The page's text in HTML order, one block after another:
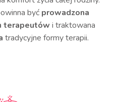
być prowadzona
terapeutów i traktowana
tradycyjne formy terapii.